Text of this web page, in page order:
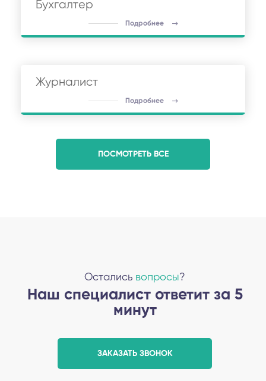
Бухгалтер
Подробнее
Журналист
Подробнее
ПОСМОТРЕТЬ ВСЕ
Остались вопросы?
Наш специалист ответит за 5
минут
ЗАКАЗАТЬ ЗВОНОК